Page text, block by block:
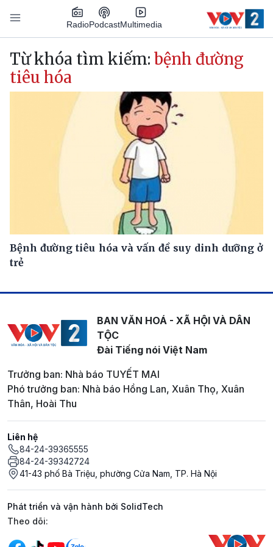
Nhảy đến nội dung
RadioPodcastMultimedia
Main navigation
Từ khóa tìm kiếm: bệnh đường
tiêu hóa
Bệnh đường tiêu hóa và vấn đề suy dinh dưỡng ở
trẻ
BAN VĂN HOÁ - XÃ HỘI VÀ DÂN
TỘC
Đài Tiếng nói Việt Nam
Trưởng ban: Nhà báo TUYẾT MAI
Phó trưởng ban: Nhà báo Hồng Lan, Xuân Thọ, Xuân
Thân, Hoài Thu
Liên hệ
84-24-39365555
84-24-39342724
41-43 phố Bà Triệu, phường Cửa Nam, TP. Hà Nội
Phát triển và vận hành bởi SolidTech
Mạng xã hội
Theo dõi: